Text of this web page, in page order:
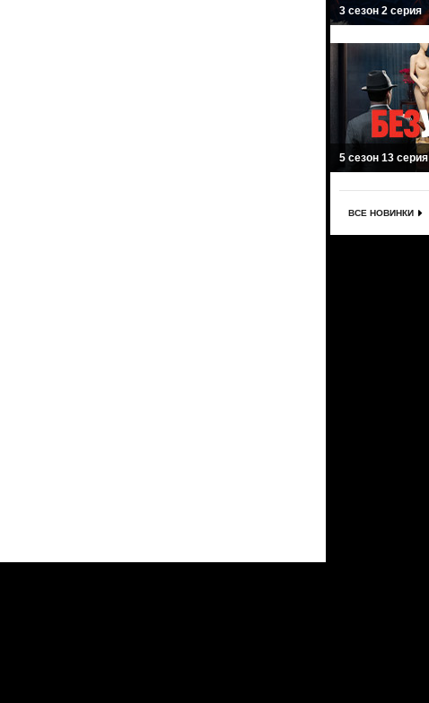
3 сезон 2 серия
5 сезон 13 серия
ВСЕ НОВИНКИ